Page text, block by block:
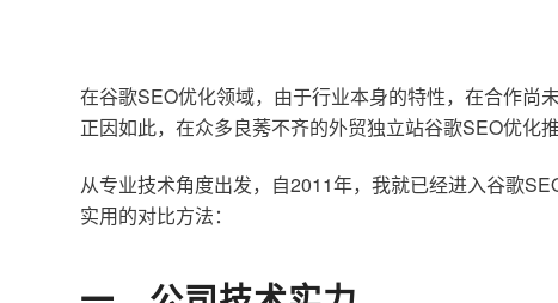
在谷歌SEO优化领域，由于行业本身的特性，在合作尚
正因如此，在众多良莠不齐的外贸独立站谷歌SEO优化
从专业技术角度出发，自2011年，我就已经进入谷歌
实用的对比方法：